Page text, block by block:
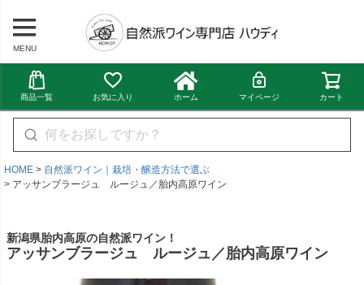
MENU
商品一覧 お気に入り ホーム マイページ カート
HOME
自然派ワイン｜栽培・醸造方法で選ぶ
アッサンブラージュ ルージュ／胎内高原ワイン
新潟県胎内高原の自然派ワイン！
アッサンブラージュ ルージュ／胎内高原ワイン